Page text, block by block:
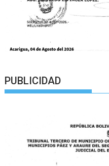
PUBLICIDAD